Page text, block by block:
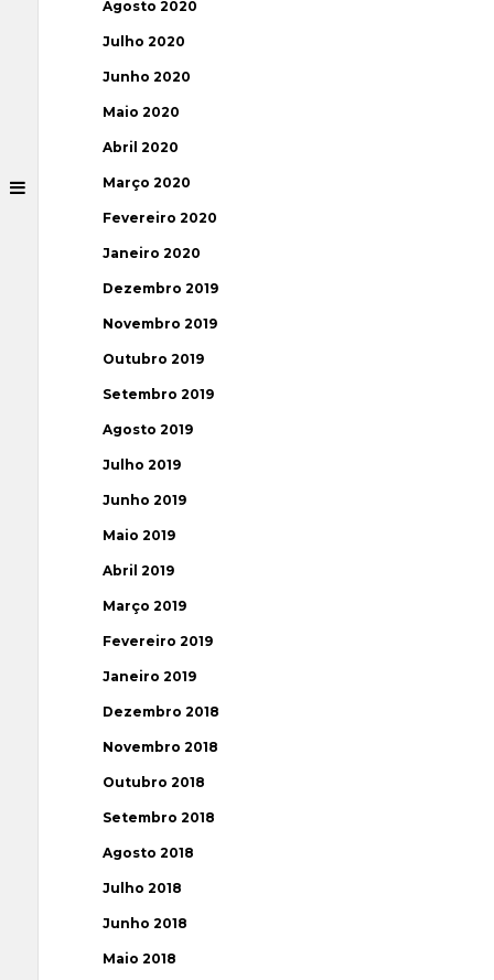
Agosto 2020
Julho 2020
Junho 2020
Maio 2020
Abril 2020
Março 2020
Fevereiro 2020
Janeiro 2020
Dezembro 2019
Novembro 2019
Outubro 2019
Setembro 2019
Agosto 2019
Julho 2019
Junho 2019
Maio 2019
Abril 2019
Março 2019
Fevereiro 2019
Janeiro 2019
Dezembro 2018
Novembro 2018
Outubro 2018
Setembro 2018
Agosto 2018
Julho 2018
Junho 2018
Maio 2018